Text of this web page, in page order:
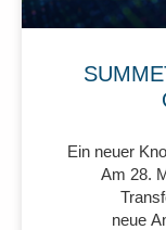
Ein neuer
Am 28.
neue